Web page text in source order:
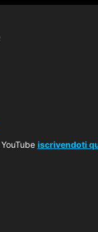
iscrivendoti